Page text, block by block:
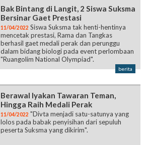
Bak Bintang di Langit, 2 Siswa Suksma
Bersinar Gaet Prestasi
11/04/2022 Siswa Suksma tak henti-hentinya
mencetak prestasi, Rama dan Tangkas
berhasil gaet medali perak dan perunggu
dalam bidang biologi pada event perlombaan
"Ruangolim National Olympiad".
berita
Berawal Iyakan Tawaran Teman,
Hingga Raih Medali Perak
11/04/2022 "Divta menjadi satu-satunya yang
lolos pada babak penyisihan dari sepuluh
peserta Suksma yang dikirim".